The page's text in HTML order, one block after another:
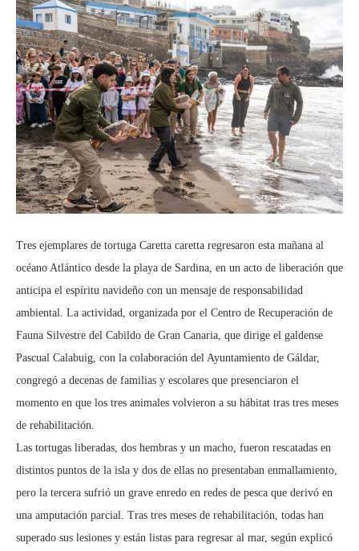
Tres ejemplares de tortuga Caretta caretta regresaron esta mañana al
océano Atlántico desde la playa de Sardina, en un acto de liberación que
anticipa el espíritu navideño con un mensaje de responsabilidad
ambiental. La actividad, organizada por el Centro de Recuperación de
Fauna Silvestre del Cabildo de Gran Canaria, que dirige el galdense
Pascual Calabuig, con la colaboración del Ayuntamiento de Gáldar,
congregó a decenas de familias y escolares que presenciaron el
momento en que los tres animales volvieron a su hábitat tras tres meses
de rehabilitación.
Las tortugas liberadas, dos hembras y un macho, fueron rescatadas en
distintos puntos de la isla y dos de ellas no presentaban enmallamiento,
pero la tercera sufrió un grave enredo en redes de pesca que derivó en
una amputación parcial. Tras tres meses de rehabilitación, todas han
superado sus lesiones y están listas para regresar al mar, según explicó